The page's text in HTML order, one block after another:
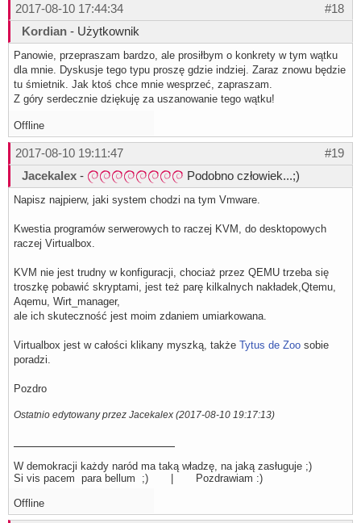
#18
2017-08-10 17:44:34
Kordian - Użytkownik
Panowie, przepraszam bardzo, ale prosiłbym o konkrety w tym wątku
dla mnie. Dyskusje tego typu proszę gdzie indziej. Zaraz znowu będzie
tu śmietnik. Jak ktoś chce mnie wesprzeć, zapraszam.
Z góry serdecznie dziękuję za uszanowanie tego wątku!
Offline
#19
2017-08-10 19:11:47
Jacekalex - Podobno człowiek...;)
Napisz najpierw, jaki system chodzi na tym Vmware.
Kwestia programów serwerowych to raczej KVM, do desktopowych
raczej Virtualbox.
KVM nie jest trudny w konfiguracji, chociaż przez QEMU trzeba się
troszkę pobawić skryptami, jest też parę kilkalnych nakładek,Qtemu,
Aqemu, Wirt_manager,
ale ich skuteczność jest moim zdaniem umiarkowana.
Virtualbox jest w całości klikany myszką, także Tytus de Zoo sobie
poradzi.
Pozdro
Ostatnio edytowany przez Jacekalex (2017-08-10 19:17:13)
W demokracji każdy naród ma taką władzę, na jaką zasługuje ;)
Si vis pacem para bellum ;) | Pozdrawiam :)
Offline